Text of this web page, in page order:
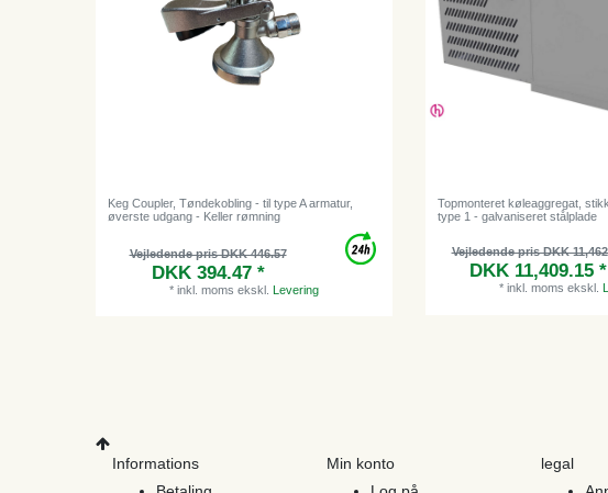
Keg Coupler, Tøndekobling - til type A armatur,
øverste udgang - Keller rømning
Vejledende pris DKK 446.57
DKK 394.47 *
* inkl. moms ekskl. Levering
Topmonteret køleaggregat,
type 1 - galvaniseret stålplade
Vejledende pris DKK
DKK 11,409.15 *
* inkl. moms ekskl.
Informations
Min konto
legal